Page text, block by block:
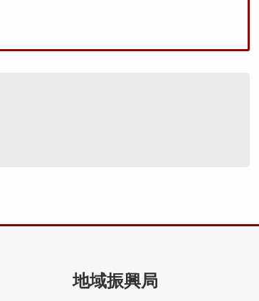
地域振興局